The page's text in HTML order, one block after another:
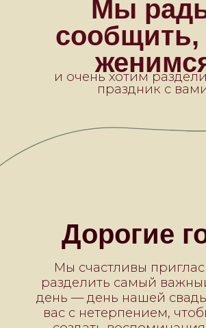
день — день нашей свадьбы. Ждём
вас с нетерпением, чтобы вместе
Дорогие гости